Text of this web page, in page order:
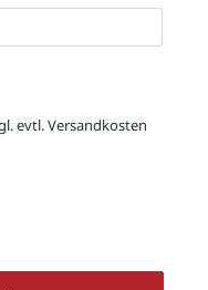
evtl.Versandkosten